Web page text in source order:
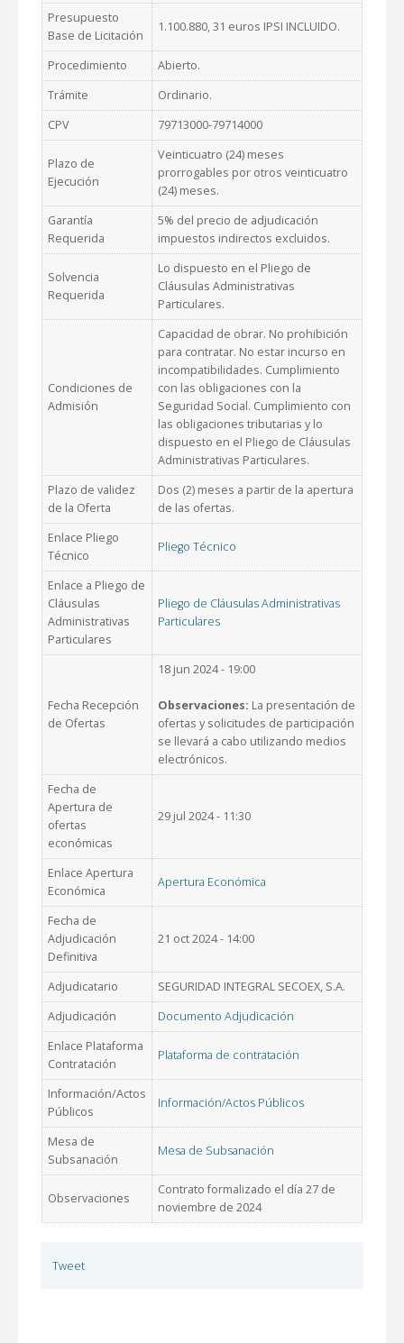
Presupuesto
Base de Licitación
1.100.880, 31 euros IPSI INCLUIDO.
Procedimiento
Abierto.
Trámite
Ordinario.
CPV
79713000-79714000
Plazo de
Ejecución
Veinticuatro (24) meses
prorrogables por otros veinticuatro
(24) meses.
Garantía
Requerida
5% del precio de adjudicación
impuestos indirectos excluidos.
Solvencia
Requerida
Lo dispuesto en el Pliego de
Cláusulas Administrativas
Particulares.
Condiciones de
Admisión
Capacidad de obrar. No prohibición
para contratar. No estar incurso en
incompatibilidades. Cumplimiento
con las obligaciones con la
Seguridad Social. Cumplimiento con
las obligaciones tributarias y lo
dispuesto en el Pliego de Cláusulas
Administrativas Particulares.
Plazo de validez
de la Oferta
Dos (2) meses a partir de la apertura
de las ofertas.
Enlace Pliego
Técnico
Pliego Técnico
Enlace a Pliego de
Cláusulas
Administrativas
Particulares
Pliego de Cláusulas Administrativas
Particulares
Fecha Recepción
de Ofertas
18 jun 2024 - 19:00
Observaciones: La presentación de
ofertas y solicitudes de participación
se llevará a cabo utilizando medios
electrónicos.
Fecha de
Apertura de
ofertas
económicas
29 jul 2024 - 11:30
Enlace Apertura
Económica
Apertura Económica
Fecha de
Adjudicación
Definitiva
21 oct 2024 - 14:00
Adjudicatario
SEGURIDAD INTEGRAL SECOEX, S.A.
Adjudicación
Documento Adjudicación
Enlace Plataforma
Contratación
Plataforma de contratación
Información/Actos
Públicos
Información/Actos Públicos
Mesa de
Subsanación
Mesa de Subsanación
Observaciones
Contrato formalizado el día 27 de
noviembre de 2024
Tweet